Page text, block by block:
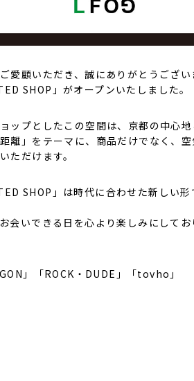
愛顧いただき、誠にありがとうござ
SHOP」がオープンいたしました。
ップとしたこの空間は、京都の中心地
離」をテーマに、商品だけでなく、
ただけます。
SHOP」は時代に合わせた新しい形
会いできる日を心より楽しみにしてお
」「ROCK・DUDE」「tovho」